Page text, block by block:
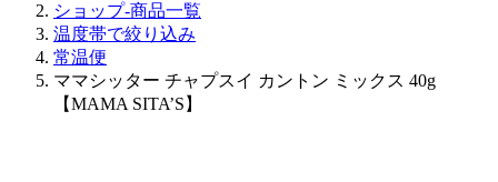
ショップ-商品一覧
温度帯で絞り込み
常温便
ママシッター チャプスイ カントン ミックス 40g
【MAMA SITA’S】